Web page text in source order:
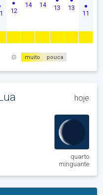
12
14 14 13 13
11
muito pouca
hoje
quarto
minguante